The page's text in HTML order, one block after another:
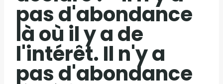
pas d'abondance
là où il y a de
l'intérêt. Il n'y a
pas d'abondance